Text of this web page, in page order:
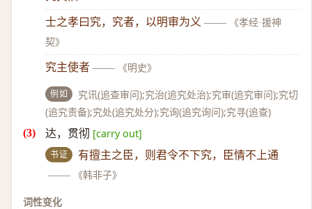
士之孝曰究，究者，以明审为义 ——
《孝经·援神
契》
究主使者 —— 《明史》
例如
究讯(追查审问);究治(追究处治);究审(追究审问);究切
(追究责备);究处(追究处分);究询(追究询问);究寻(追查)
达，贯彻 [carry out]
书证
有擅主之臣，则君令不下究，臣情不上通
——
《韩非子》
词性变化